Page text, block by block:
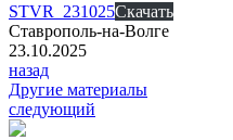
STVR_231025Скачать
Ставрополь-на-Волге
23.10.2025
назад
Другие материалы
следующий